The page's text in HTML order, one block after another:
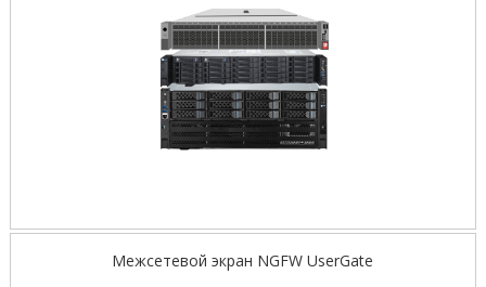
Межсетевой экран NGFW UserGate